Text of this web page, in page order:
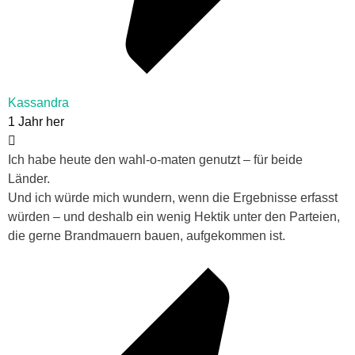
Kassandra
1 Jahr her
Ich habe heute den wahl-o-maten genutzt – für beide
Länder.
Und ich würde mich wundern, wenn die Ergebnisse erfasst
würden – und deshalb ein wenig Hektik unter den Parteien,
die gerne Brandmauern bauen, aufgekommen ist.